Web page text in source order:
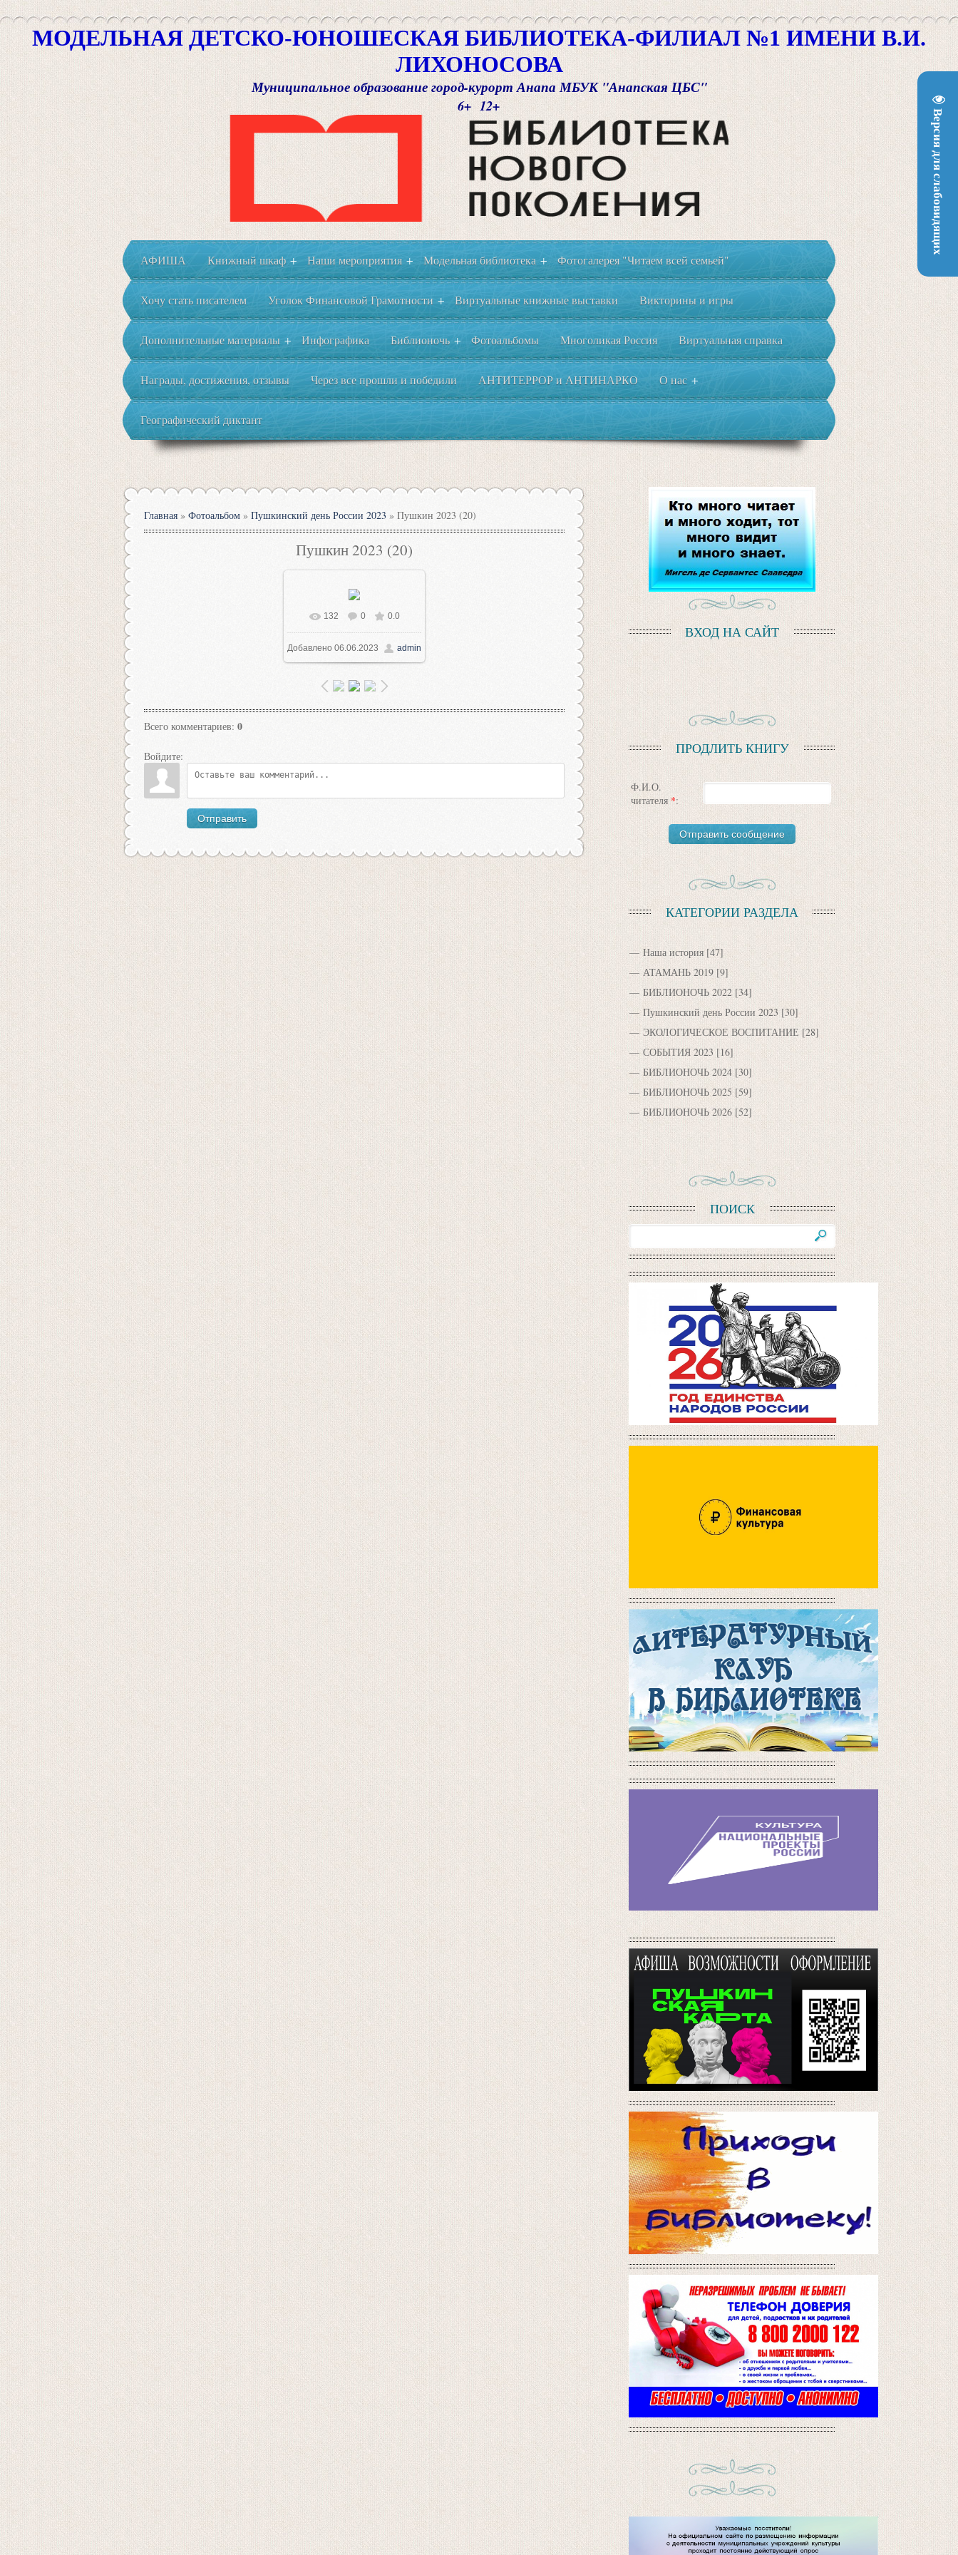
Версия для слабовидящих
МОДЕЛЬНАЯ ДЕТСКО-ЮНОШЕСКАЯ БИБЛИОТЕКА-ФИЛИАЛ №1 ИМЕНИ В.И.
ЛИХОНОСОВА
Муниципальное образование город-курорт Анапа МБУК "Анапская ЦБС"
6+ 12+
АФИША Книжный шкаф + Наши мероприятия + Модельная библиотека + Фотогалерея "Читаем всей семьей"
Хочу стать писателем Уголок Финансовой Грамотности + Виртуальные книжные выставки Викторины и игры
Дополнительные материалы + Инфографика Библионочь + Фотоальбомы Многоликая Россия Виртуальная справка
Награды, достижения, отзывы Через все прошли и победили АНТИТЕРРОР и АНТИНАРКО О нас +
Географический диктант
Главная » Фотоальбом » Пушкинский день России 2023 » Пушкин 2023 (20)
Пушкин 2023 (20)
В реальном размере
1600x1201/ 384.8Kb
132 0 0.0
Добавлено 06.06.2023 admin
Всего комментариев: 0
Войдите:
Отправить
ВХОД НА САЙТ
ПРОДЛИТЬ КНИГУ
Ф.И.О.
читателя *:
КАТЕГОРИИ РАЗДЕЛА
Наша история [47]
АТАМАНЬ 2019 [9]
БИБЛИОНОЧЬ 2022 [34]
Пушкинский день России 2023 [30]
ЭКОЛОГИЧЕСКОЕ ВОСПИТАНИЕ [28]
СОБЫТИЯ 2023 [16]
БИБЛИОНОЧЬ 2024 [30]
БИБЛИОНОЧЬ 2025 [59]
БИБЛИОНОЧЬ 2026 [52]
ПОИСК